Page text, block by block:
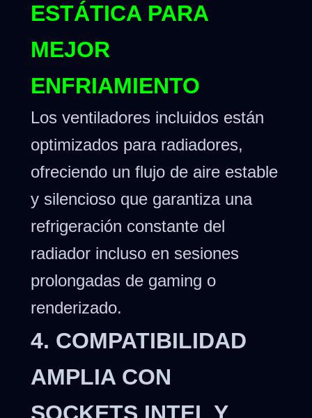
ESTÁTICA PARA
MEJOR
ENFRIAMIENTO
Los ventiladores incluidos están
optimizados para radiadores,
ofreciendo un flujo de aire estable
y silencioso que garantiza una
refrigeración constante del
radiador incluso en sesiones
prolongadas de gaming o
renderizado.
4. COMPATIBILIDAD
AMPLIA CON